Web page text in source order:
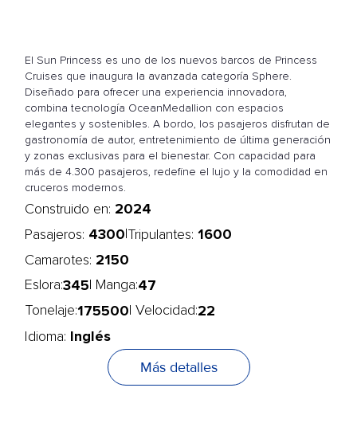
El Sun Princess es uno de los nuevos barcos de Princess
Cruises que inaugura la avanzada categoría Sphere.
Diseñado para ofrecer una experiencia innovadora,
combina tecnología OceanMedallion con espacios
elegantes y sostenibles. A bordo, los pasajeros disfrutan de
gastronomía de autor, entretenimiento de última generación
y zonas exclusivas para el bienestar. Con capacidad para
más de 4.300 pasajeros, redefine el lujo y la comodidad en
cruceros modernos.
Construido en: 2024
Pasajeros: 4300 Tripulantes: 1600
Camarotes: 2150
Eslora:345 | Manga:47
Tonelaje:175500 | Velocidad:22
Idioma: Inglés
Más detalles